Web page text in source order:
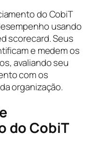
do CobiT
usando
scorecard. Seus
e medem os
avaliando seu
com os
organização.
do CobiT